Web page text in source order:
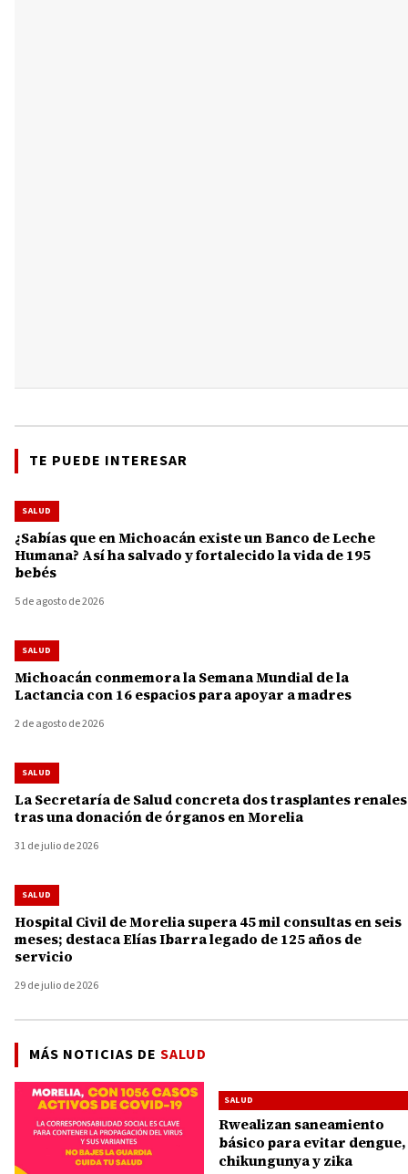
TE PUEDE INTERESAR
SALUD
¿Sabías que en Michoacán existe un Banco de Leche
Humana? Así ha salvado y fortalecido la vida de 195
bebés
5 de agosto de 2026
SALUD
Michoacán conmemora la Semana Mundial de la
Lactancia con 16 espacios para apoyar a madres
2 de agosto de 2026
SALUD
La Secretaría de Salud concreta dos trasplantes renales
tras una donación de órganos en Morelia
31 de julio de 2026
SALUD
Hospital Civil de Morelia supera 45 mil consultas en seis
meses; destaca Elías Ibarra legado de 125 años de
servicio
29 de julio de 2026
MÁS NOTICIAS DE SALUD
SALUD
Rwealizan saneamiento
básico para evitar dengue,
chikungunya y zika